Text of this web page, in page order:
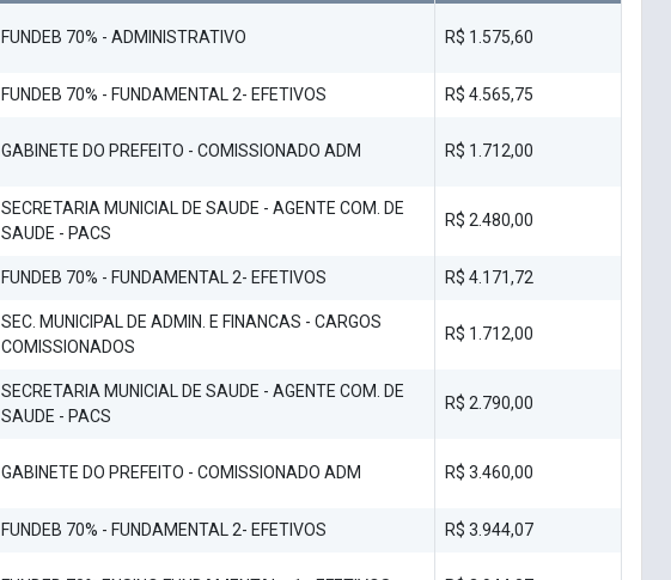
FUNDEB 70% - ADMINISTRATIVO R$ 1.575,60
FUNDEB 70% - FUNDAMENTAL 2- EFETIVOS R$ 4.565,75
GABINETE DO PREFEITO - COMISSIONADO ADM R$ 1.712,00
SECRETARIA MUNICIAL DE SAUDE - AGENTE COM. DE
SAUDE - PACS
R$ 2.480,00
FUNDEB 70% - FUNDAMENTAL 2- EFETIVOS R$ 4.171,72
SEC. MUNICIPAL DE ADMIN. E FINANCAS - CARGOS
COMISSIONADOS
R$ 1.712,00
SECRETARIA MUNICIAL DE SAUDE - AGENTE COM. DE
SAUDE - PACS
R$ 2.790,00
GABINETE DO PREFEITO - COMISSIONADO ADM R$ 3.460,00
FUNDEB 70% - FUNDAMENTAL 2- EFETIVOS R$ 3.944,07